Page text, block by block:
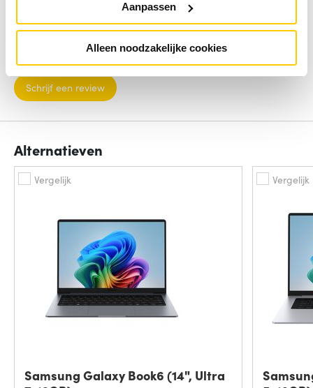
Aanpassen
Alleen noodzakelijke cookies
Beoordelingen binnenkort beschikbaar
Deel je ervaring met het product door het schrijven van een
Schrijf een review
Alternatieven
Vergelijk
Samsung Galaxy Book6 (14", Ultra
Vergelijk